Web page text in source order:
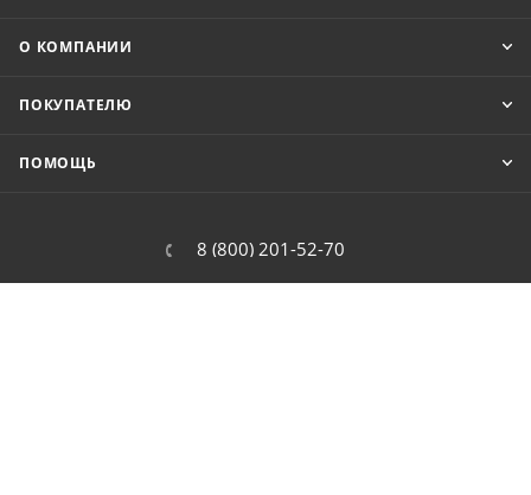
О КОМПАНИИ
ПОКУПАТЕЛЮ
ПОМОЩЬ
8 (800) 201-52-70
order@cit.ru